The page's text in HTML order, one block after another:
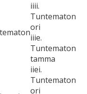
iiii.
Tuntematon
ori
iiie.
Tuntematon
tamma
iiei.
Tuntematon
ori